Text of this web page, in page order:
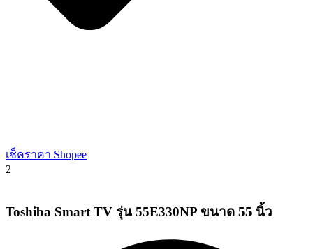
เช็คราคา Shopee
2
Toshiba Smart TV รุ่น 55E330NP ขนาด 55 นิ้ว